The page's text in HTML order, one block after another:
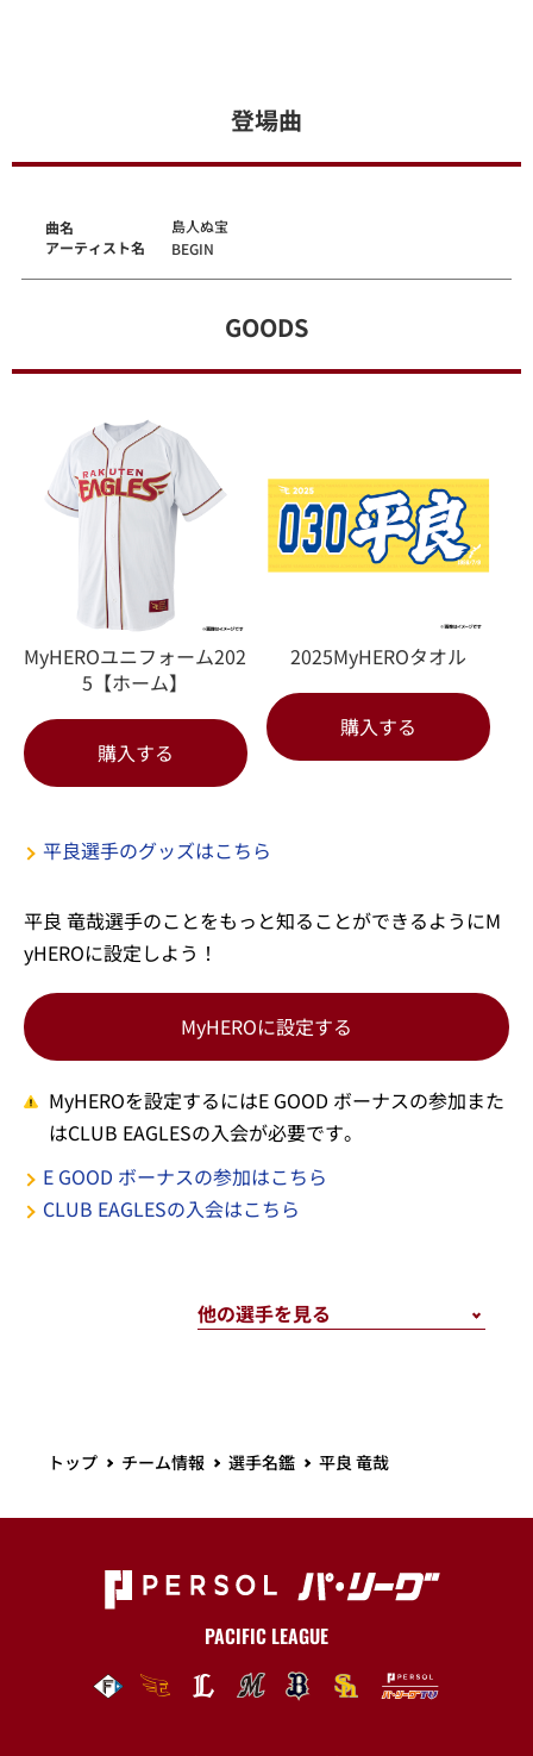
登場曲
曲名
アーティスト名
島人ぬ宝
BEGIN
GOODS
MyHEROユニフォーム202
5【ホーム】
購入する
2025MyHEROタオル
購入する
平良選手のグッズはこちら
平良 竜哉選手のことをもっと知ることができるようにM
yHEROに設定しよう！
MyHEROに設定する
MyHEROを設定するにはE GOOD ボーナスの参加また
はCLUB EAGLESの入会が必要です。
E GOOD ボーナスの参加はこちら
CLUB EAGLESの入会はこちら
トップ チーム情報 選手名鑑 平良 竜哉
PACIFIC LEAGUE